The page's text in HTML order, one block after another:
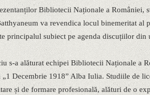
Bibliotecii Naționale a României,
va revendica locul binemeritat al
principalul subiect pe agenda discuțiilor din
s-a alăturat echipei Bibliotecii Naționale a
Decembrie 1918” Alba Iulia. Studiile de
și de formare profesională, alături de o